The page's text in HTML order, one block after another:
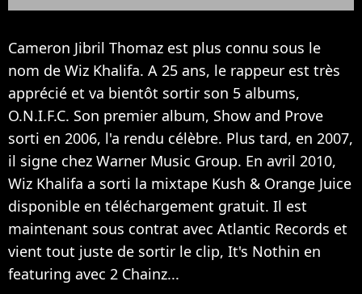
Cameron Jibril Thomaz est plus connu sous le
nom de Wiz Khalifa. A 25 ans, le rappeur est très
apprécié et va bientôt sortir son 5 albums,
O.N.I.F.C. Son premier album, Show and Prove
sorti en 2006, l'a rendu célèbre. Plus tard, en 2007,
il signe chez Warner Music Group. En avril 2010,
Wiz Khalifa a sorti la mixtape Kush & Orange Juice
disponible en téléchargement gratuit. Il est
maintenant sous contrat avec Atlantic Records et
vient tout juste de sortir le clip, It's Nothin en
featuring avec 2 Chainz...